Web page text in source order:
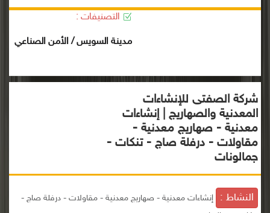
التصنيفات :
مدينة السويس / الأمن الصناعي
شركة الصفتى للإنشاءات
المعدنية والصهاريج | إنشاءات
معدنية - صهاريج معدنية -
مقاولات - درفلة صاج - تنكات -
جمالونات
النشاط :
إنشاءات معدنية - صهاريج معدنية - مقاولات - درفلة صاج -